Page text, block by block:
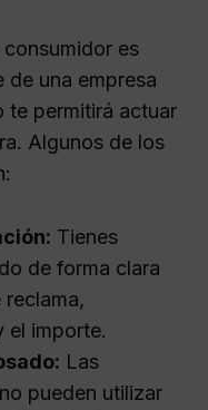
es
de una empresa
te permitirá actuar
Algunos de los
Tienes
de forma clara
el importe.
Las
pueden utilizar